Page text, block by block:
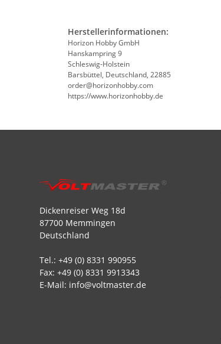
Herstellerinformationen:
Horizon Hobby GmbH
Hanskampring 9
Schleswig-Holstein
Barsbüttel, Deutschland, 22885
order@horizonhobby.com
https://www.horizonhobby.de
Dickenreiser Weg 18d
87700 Memmingen
Deutschland
Tel.: +49 (0) 8331 990955
Fax: +49 (0) 8331 9913343
E-Mail: info@voltmaster.de